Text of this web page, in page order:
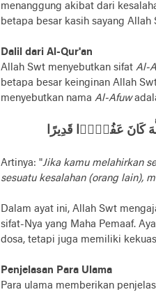
menanggung akibat dari
betapa besar kasih sayang
Dalil dari Al-Qur'an
Allah Swt menyebutkan sifat Al-
betapa besar keinginan Allah
menyebutkan nama Al-Afuw
كَانَ عَفُوًّۭا قَدِيرًا
Artinya: "Jika kamu melahirkan
sesuatu kesalahan (orang lain),
Dalam ayat ini, Allah Swt
sifat-Nya yang Maha Pemaaf.
dosa, tetapi juga memiliki
Penjelasan Para Ulama
Para ulama memberikan